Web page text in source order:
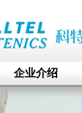
企业介绍